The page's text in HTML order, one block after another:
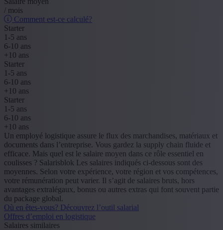
/ mois
Comment est-ce calculé?
Starter
1-5 ans
6-10 ans
+10 ans
Starter
1-5 ans
6-10 ans
+10 ans
Starter
1-5 ans
6-10 ans
+10 ans
Un employé logistique assure le flux des marchandises, matériaux et
documents dans l’entreprise. Vous gardez la supply chain fluide et
efficace. Mais quel est le salaire moyen dans ce rôle essentiel en
coulisses ? Salarisblok Les salaires indiqués ci-dessous sont des
moyennes. Selon votre expérience, votre région et vos compétences,
votre rémunération peut varier. Il s’agit de salaires bruts, hors
avantages extralégaux, bonus ou autres extras qui font souvent partie
du package global.
Où en êtes-vous? Découvrez l’outil salarial
Offres d’emploi en logistique
Salaires similaires